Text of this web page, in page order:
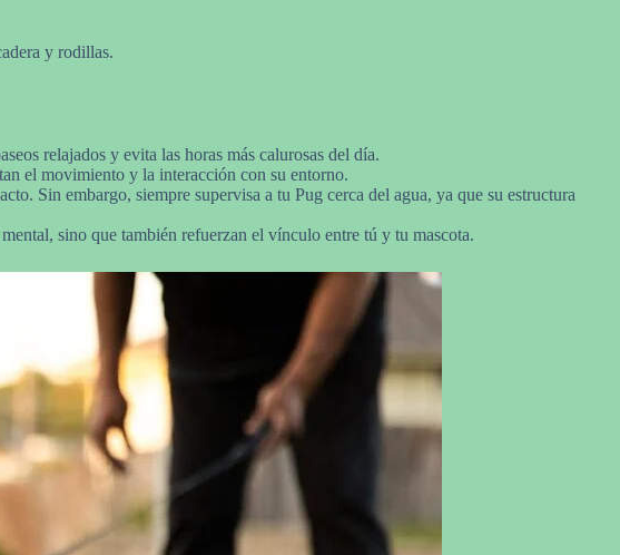
y rodillas.
relajados y evita las horas más calurosas del día.
el movimiento y la interacción con su entorno.
Sin embargo, siempre supervisa a tu Pug cerca del agua, ya que su estructura
sino que también refuerzan el vínculo entre tú y tu mascota.